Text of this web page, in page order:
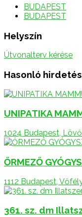
BUDAPEST
BUDAPEST
Helyszín
Útvonalterv kérése
Hasonló
UNIPATIKA
1024 Budapest,
ŐRMEZŐ
1112 Budapest,
361. sz. dm